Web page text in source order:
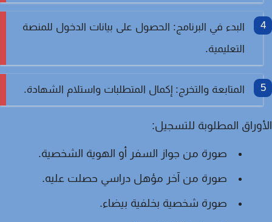
البدء في البرنامج:الحصول على بيانات الدخول للمنصة
التعليمية.
المتابعة والتخرج: إكمال المتطلبات واستلام الشهادة.
المطلوبة للتسجيل:
صورة من جواز السفر أو الهوية الشخصية.
صورة من آخر مؤهل دراسي حصلت عليه.
صورة شخصية بخلفية بيضاء.